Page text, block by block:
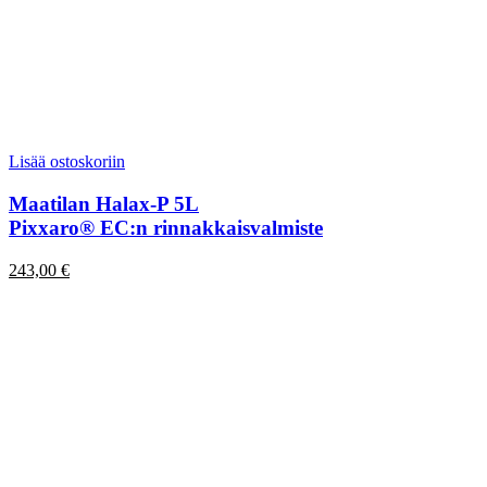
Lisää ostoskoriin
Maatilan Halax-P 5L
Pixxaro® EC:n rinnakkaisvalmiste
243,00 €